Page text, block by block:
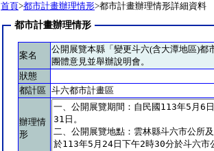
首頁>都市計畫辦理情形>都市計畫辦理情形詳細資料
都市計畫辦理情形
案名
公開展覽本縣「變更斗六(含大潭地區)都
團體意見並舉辦說明會。
狀態
都計區 斗六都市計畫區
辦理情
形